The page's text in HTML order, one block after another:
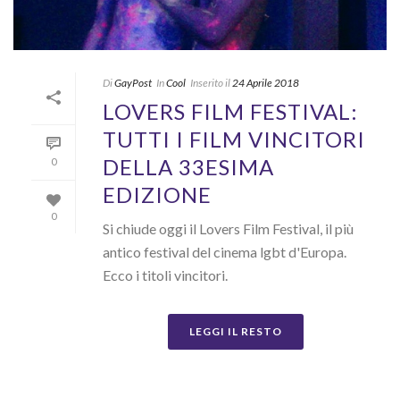
0
0
DiGayPost InCool Inserito il24 Aprile 2018
LOVERS FILM FESTIVAL:
TUTTI I FILM VINCITORI
DELLA 33ESIMA
EDIZIONE
Si chiude oggi il Lovers Film Festival, il più
antico festival del cinema lgbt d'Europa.
Ecco i titoli vincitori.
LEGGI IL RESTO